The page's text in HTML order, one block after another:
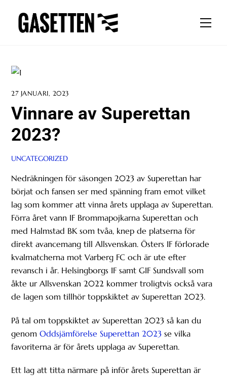
content
27 JANUARI, 2023
Vinnare av Superettan
2023?
UNCATEGORIZED
Nedräkningen för säsongen 2023 av Superettan har
börjat och fansen ser med spänning fram emot vilket
lag som kommer att vinna årets upplaga av Superettan.
Förra året vann IF Brommapojkarna Superettan och
med Halmstad BK som tvåa, knep de platserna för
direkt avancemang till Allsvenskan. Östers IF förlorade
kvalmatcherna mot Varberg FC och är ute efter
revansch i år. Helsingborgs IF samt GIF Sundsvall som
åkte ur Allsvenskan 2022 kommer troligtvis också vara
de lagen som tillhör toppskiktet av Superettan 2023.
På tal om toppskiktet av Superettan 2023 så kan du
genomOddsjämförelse Superettan 2023 se vilka
favoriterna är för årets upplaga av Superettan.
Ett lag att titta närmare på inför årets Superettan är